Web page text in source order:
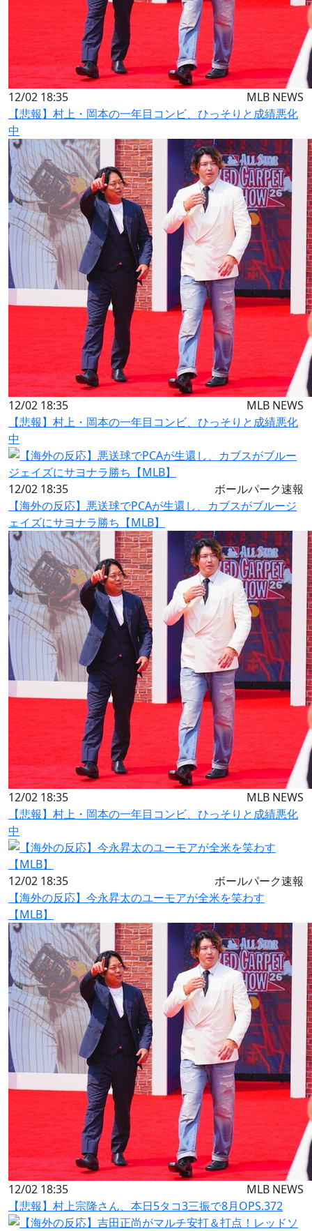
12/02 18:35
MLB NEWS
【悲報】村上・岡本の一年目コンビ、ひっそりと成績悪化
中
12/02 18:35
MLB NEWS
【悲報】村上・岡本の一年目コンビ、ひっそりと成績悪化
中
12/02 18:35
ボールパーク速報
【海外の反応】悪送球でPCAが生還し、カブスがブルージ
ェイズにサヨナラ勝ち【MLB】
12/02 18:35
MLB NEWS
【悲報】村上・岡本の一年目コンビ、ひっそりと成績悪化
中
12/02 18:35
ボールパーク速報
【海外の反応】今永昇太のユーモアが全米を笑わす
【MLB】
12/02 18:35
MLB NEWS
【悲報】村上宗隆さん、本日5タコ3三振で8月OPS.372